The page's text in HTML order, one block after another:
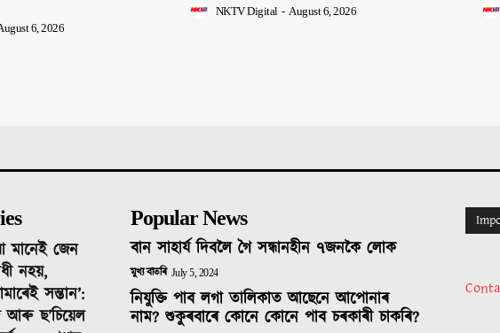
6, 2026
NKTV Digital - August 6, 2026
মানেই জেন
নহয়,
সন্তান’:
আৰু ছ’চিয়েল
Popular News
বান সাহাৰ্য দিবলৈ গৈ সন্ধানহীন ৭জনকৈ লোক
মুখ্য বাতৰি July 5, 2024
নিযুক্তি পাব লগা তালিকাত আছেনে আপোনাৰ
নাম? শুকুৰবাৰে কোনে কোনে পাব চৰকাৰী চাকৰি?